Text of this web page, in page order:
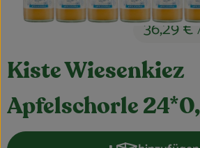
Getränke
Haus, Garten & Co.
So geht’s
Kiste Wiesenkiez
Apfelschorle
36,29 €